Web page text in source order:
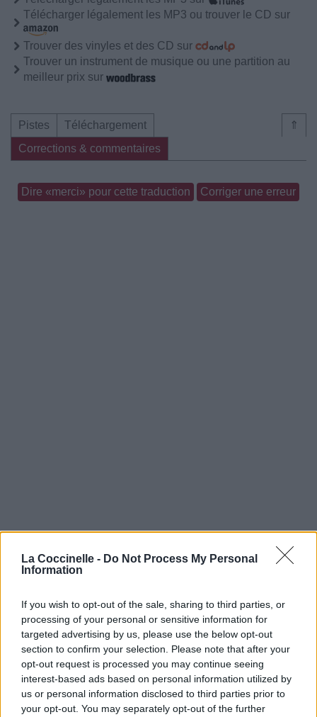
La Coccinelle - Do Not Process My Personal
Information
If you wish to opt-out of the sale, sharing to third parties, or
processing of your personal or sensitive information for
targeted advertising by us, please use the below opt-out
section to confirm your selection. Please note that after your
opt-out request is processed you may continue seeing
interest-based ads based on personal information utilized by
us or personal information disclosed to third parties prior to
your opt-out. You may separately opt-out of the further
Télécharger légalement les MP3 ou trouver le CD sur
Trouver des vinyles et des CD sur
Trouver un instrument de musique ou une partition au
meilleur prix sur
⇑
Pistes
Téléchargement
Corrections & commentaires
Dire «merci» pour cette traduction Corriger une erreur